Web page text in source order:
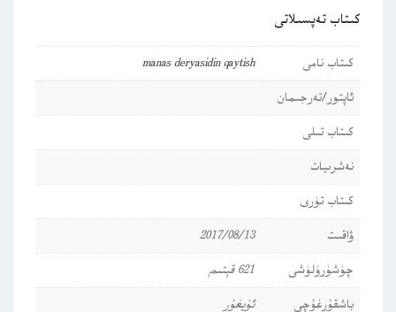
كىتاب تەپسىلاتى
كىتاب نامى
manas deryasidin qaytish
ئاپتور/تەرجىمان
كىتاب تىلى
نەشرىيات
كىتاب تۈرى
ۋاقىت
2017/08/13
چۈشۈرۈلۈشى
621 قېتىم
باشقۇرغۇچى
ئۇيغۇر